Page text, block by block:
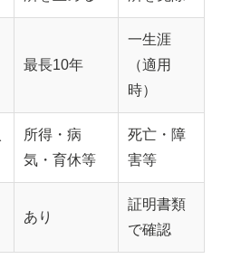
最長10年
一生涯
（適用
時）
所得・病
気・育休等
死亡・障
害等
あり
証明書類
で確認